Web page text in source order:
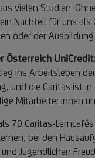
vielen Studien:
Nachteil für uns
oder der
Österreich UniCredit:
ins Arbeitsleben
und die Caritas ist
Mitarbeiter:innen
70 Caritas-
bei den
Jugendlichen